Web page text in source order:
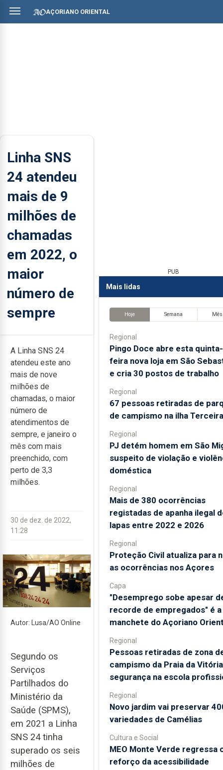
AÇORIANO ORIENTAL
Linha SNS
24 atendeu
mais de 9
milhões de
chamadas
em 2022, o
maior
número de
sempre
A Linha SNS 24
atendeu este ano
mais de nove
milhões de
chamadas, o maior
número de
atendimentos de
sempre, e janeiro o
mês com mais
preenchido, com
perto de 3,3
milhões.
30 de dez. de 2022,
11:28
Autor: Lusa/AO Online
Segundo os
Serviços
Partilhados do
Ministério da
Saúde (SPMS),
em 2021 a Linha
SNS 24 tinha
superado os seis
milhões de
PUB
Mais lidas
Hoje Semana Mês
Regional
Pingo Doce abre esta quinta-
feira nova loja em São
e cria 30 postos de trabalho
Regional
67 pessoas retiradas de
de campismo na ilha Terceira
Regional
PJ detém homem em São
suspeito de violação e
doméstica
Regional
Mais de 380 ocorrências
registadas de apanha ilegal
lapas entre 2022 e 2026
Regional
Proteção Civil atualiza para
as ocorrências nos Açores
Capa
"Desemprego sobe apesar
recorde de empregados" é a
manchete do Açoriano
Regional
Pessoas retiradas de zona
campismo da Praia da
segurança na escola
Regional
Novo jardim vai preservar
variedades de Camélias
Cultura e Social
MEO Monte Verde regressa
reforço da acessibilidade